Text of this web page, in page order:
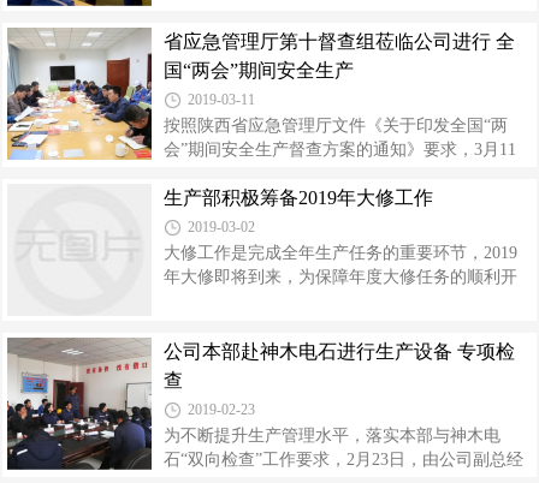
通报会议上，专家组通报了查出的问题，就整改
措施提出宝贵的意见及建议。 公司领导指出，经
过专家组的全面排查，公司存在问题仍
设及临时用电作业进行了专项培训，各部门、分
厂相关管理人员共80余人参加了培训。 培训会
化视频，直观地学习了相关操作规范。同时针对
脚手架搭设标准、规范关键控制点等有关专业理
论知识，结合公司日常检修过程中存在的问题，
从脚手架材料验收、搭设技术要求、验收规范、
拆除注意事项，临时用电特点、危险因素、
省应急管理厅第十督查组莅临公司进行 全
国“两会”期间安全生产
2019-03-11
按照陕西省应急管理厅文件《关于印发全国“两
会”期间安全生产督查方案的通知》要求，3月11
主任高埃宽、米脂县副县长李庆华、安监局局长
刘树峰的陪同下莅临公司，开展全国“两会”期间安
全生产督查检查和指导工作。公司副总经理梁寅
祥、高利平，副总工程师赵小文及生产部、安全
着重从会议纪要、应急值守、应急准备、隐患排
查治理、特种作业审批、具体安排部署等方面查
阅了相关资料。 通过检查，督
生产部积极筹备2019年大修工作
2019-03-02
大修工作是完成全年生产任务的重要环节，2019
年大修即将到来，为保障年度大修任务的顺利开
了年度大修工作动员会，对大修重点工作进行了
安排部署。强调前期工作要以议标标书编写工作
资质预审核过程中，要求对应标段必须具备相关
施工资质，提供近三年内做过的对应施工项目相
关资料，确保中标单位能够高质量完成投标项
公司本部赴神木电石进行生产设备 专项检
查
2019-02-23
为不断提升生产管理水平，落实本部与神木电
石“双向检查”工作要求，2月23日，由公司副总经